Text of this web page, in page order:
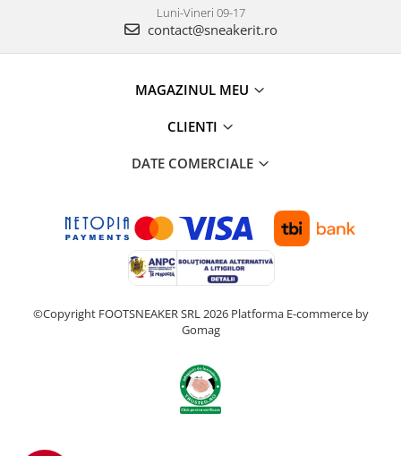
Luni-Vineri 09-17
contact@sneakerit.ro
MAGAZINUL MEU
CLIENTI
DATE COMERCIALE
©Copyright FOOTSNEAKER SRL 2026 Platforma E-commerce by
Gomag